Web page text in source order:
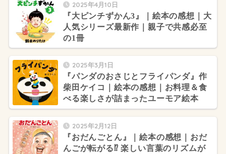
2025年4月10日
『大ピンチずかん3』｜絵本の感想｜大
人気シリーズ最新作｜親子で共感必至
の1冊
2025年3月1日
『パンダのおさじとフライパンダ』作
柴田ケイコ｜絵本の感想｜お料理＆食
べる楽しさが詰まったユーモア絵本
2025年2月12日
『おだんごとん』｜絵本の感想｜おだ
んごが転がる⁉ 楽しい言葉のリズムが